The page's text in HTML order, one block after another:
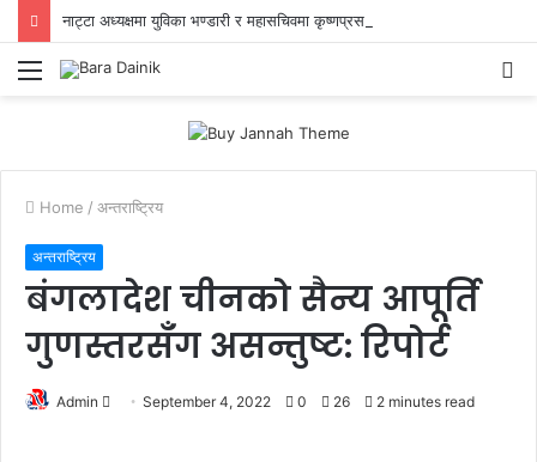
Menu
Home / अन्तराष्ट्रिय
अन्तराष्ट्रिय
बंगलादेश चीनको सैन्य आपूर्ति
गुणस्तरसँग असन्तुष्ट: रिपोर्ट
Admin September 4, 2022 0 26 2 minutes read